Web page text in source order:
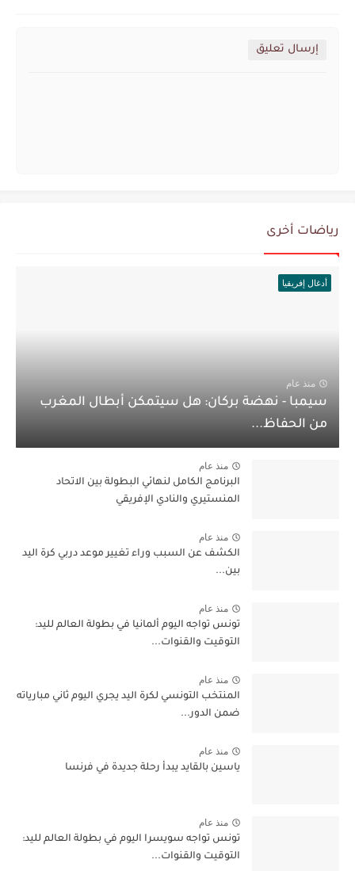
إرسال تعليق
رياضات أخرى
أدغال إفريقيا
منذ عام
سيمبا - نهضة بركان: هل سيتمكن أبطال المغرب
من الحفاظ...
منذ عام
البرنامج الكامل لنهائي البطولة بين الاتحاد
المنستيري والنادي الإفريقي
منذ عام
الكشف عن السبب وراء تغيير موعد دربي كرة اليد
بين...
منذ عام
تونس تواجه اليوم ألمانيا في بطولة العالم لليد:
التوقيت والقنوات...
منذ عام
المنتخب التونسي لكرة اليد يجري اليوم ثاني مبارياته
ضمن الدور...
منذ عام
ياسين بالقايد يبدأ رحلة جديدة في فرنسا
منذ عام
تونس تواجه سويسرا اليوم في بطولة العالم لليد:
التوقيت والقنوات...